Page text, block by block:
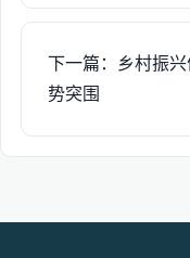
下一篇：乡村振
势突围